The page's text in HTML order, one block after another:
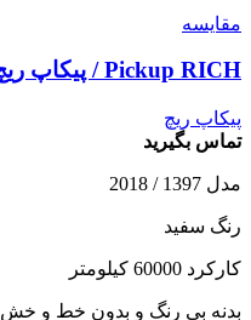
مقایسه
Pickup RICH / پیکاپ ریچ
پیکاپ ریچ
تماس بگیرید
مدل 1397 / 2018
رنگ سفید
کارکرد 60000 کیلومتر
بدنه بی رنگ و بدون خط و خش